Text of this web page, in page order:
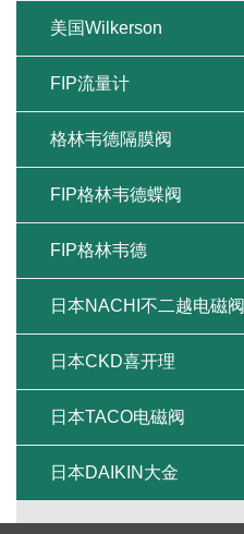
美国Wilkerson
FIP流量计
格林韦德隔膜阀
FIP格林韦德蝶阀
FIP格林韦德
日本NACHI不二越电磁阀
日本CKD喜开理
日本TACO电磁阀
日本DAIKIN大金